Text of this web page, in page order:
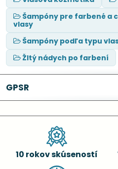
Šampóny pre farbené a
vlasy
Šampóny podľa typu
Žltý nádych po farbení
GPSR
10 rokov skúseností